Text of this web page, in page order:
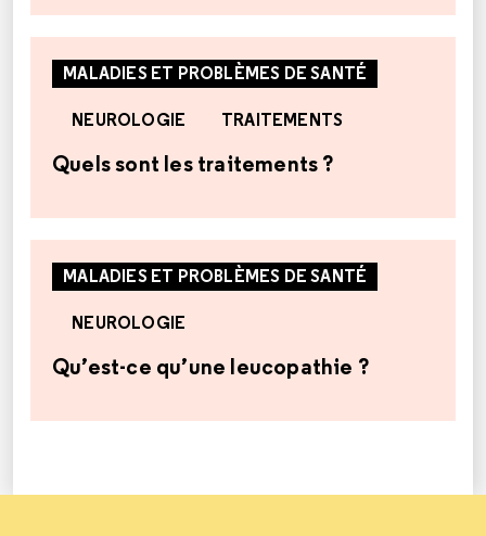
MALADIES ET PROBLÈMES DE SANTÉ
NEUROLOGIE TRAITEMENTS
Quels sont les traitements ?
MALADIES ET PROBLÈMES DE SANTÉ
NEUROLOGIE
Qu’est-ce qu’une leucopathie ?